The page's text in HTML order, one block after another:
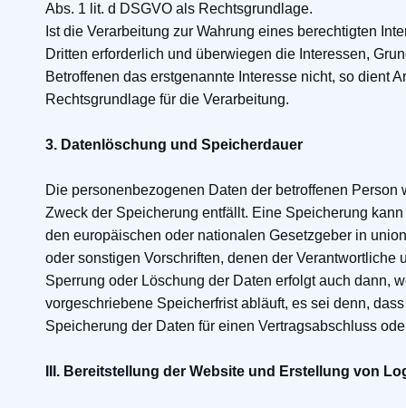
Abs. 1 lit. d DSGVO als Rechtsgrundlage.
Ist die Verarbeitung zur Wahrung eines berechtigten
Dritten erforderlich und überwiegen die Interessen,
Betroffenen das erstgenannte Interesse nicht, so dient
Rechtsgrundlage für die Verarbeitung.
3. Datenlöschung und Speicherdauer
Die personenbezogenen Daten der betroffenen
Zweck der Speicherung entfällt. Eine Speicherung
den europäischen oder nationalen Gesetzgeber in
oder sonstigen Vorschriften, denen der Verantwortliche
Sperrung oder Löschung der Daten erfolgt auch dann,
vorgeschriebene Speicherfrist abläuft, es sei denn,
Speicherung der Daten für einen Vertragsabschluss
III. Bereitstellung der Website und Erstellung von